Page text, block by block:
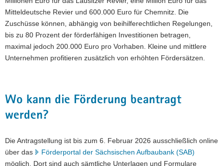
Mitteldeutsche Revier und 600.000 Euro für Chemnitz. Die
Zuschüsse können, abhängig von beihilferechtlichen Regelungen,
bis zu 80 Prozent der förderfähigen Investitionen betragen,
maximal jedoch 200.000 Euro pro Vorhaben. Kleine und mittlere
Unternehmen profitieren zusätzlich von erhöhten Fördersätzen.
Wo kann die Förderung beantragt
werden?
Die Antragstellung ist bis zum 6. Februar 2026 ausschließlich online
über das
Förderportal der Sächsischen Aufbaubank (SAB)
möglich. Dort sind auch sämtliche Unterlagen und Formulare